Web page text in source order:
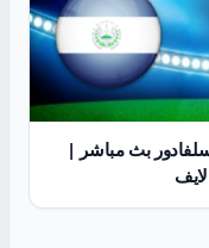
بث مباشر |